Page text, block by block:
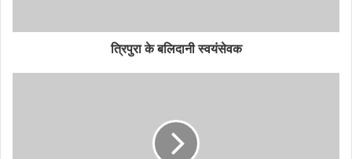
त्रिपुरा के बलिदानी स्वयंसेवक